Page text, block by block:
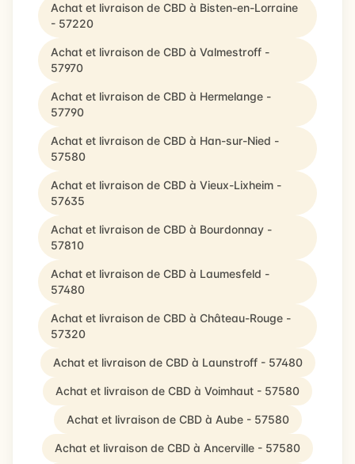
Achat et livraison de CBD à Bisten-en-Lorraine
- 57220
Achat et livraison de CBD à Valmestroff -
57970
Achat et livraison de CBD à Hermelange -
57790
Achat et livraison de CBD à Han-sur-Nied -
57580
Achat et livraison de CBD à Vieux-Lixheim -
57635
Achat et livraison de CBD à Bourdonnay -
57810
Achat et livraison de CBD à Laumesfeld -
57480
Achat et livraison de CBD à Château-Rouge -
57320
Achat et livraison de CBD à Launstroff - 57480
Achat et livraison de CBD à Voimhaut - 57580
Achat et livraison de CBD à Aube - 57580
Achat et livraison de CBD à Ancerville - 57580